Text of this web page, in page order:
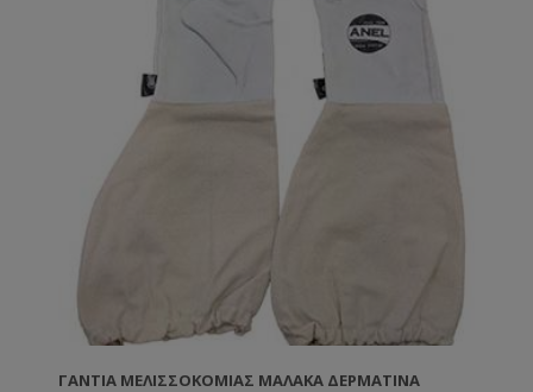
ΓΆΝΤΙΑ ΜΕΛΙΣΣΟΚΟΜΊΑΣ ΜΑΛΑΚΆ ΔΕΡΜΆΤΙΝΑ